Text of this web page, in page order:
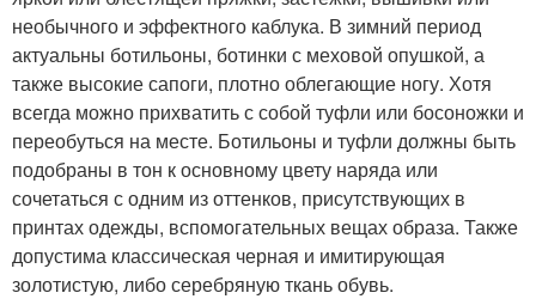
необычного и эффектного каблука. В зимний период
актуальны ботильоны, ботинки с меховой опушкой, а
также высокие сапоги, плотно облегающие ногу. Хотя
всегда можно прихватить с собой туфли или босоножки и
переобуться на месте. Ботильоны и туфли должны быть
подобраны в тон к основному цвету наряда или
сочетаться с одним из оттенков, присутствующих в
принтах одежды, вспомогательных вещах образа. Также
допустима классическая черная и имитирующая
золотистую, либо серебряную ткань обувь.